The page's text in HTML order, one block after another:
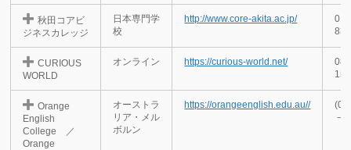
秋田コアビ
ジネスカレッジ
日本専門学
校
http://www.core-akita.ac.jp/
CURIOUS
WORLD
オンライン https://curious-world.net/
Orange
English
College ／
Orange
オーストラ
リア・メル
ボルン
https://orangeenglish.edu.au//
－